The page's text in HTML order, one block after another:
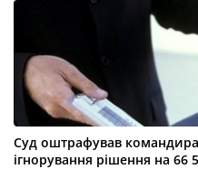
Суд оштрафував командира
ігнорування рішення на 66